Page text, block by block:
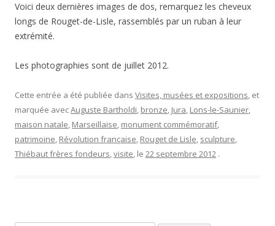
Voici deux dernières images de dos, remarquez les cheveux
longs de Rouget-de-Lisle, rassemblés par un ruban à leur
extrémité.
Les photographies sont de juillet 2012.
Cette entrée a été publiée dans Visites, musées et expositions, et
marquée avecAuguste Bartholdi, bronze, Jura, Lons-le-Saunier,
maison natale, Marseillaise, monument commémoratif,
patrimoine, Révolution française, Rouget de Lisle, sculpture,
Thiébaut frères fondeurs,visite, le 22 septembre 2012 .